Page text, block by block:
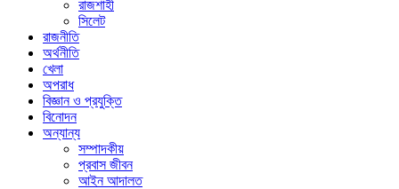
রাজশাহী
সিলেট
রাজনীতি
অর্থনীতি
খেলা
অপরাধ
বিজ্ঞান ও প্রযুক্তি
বিনোদন
অন্যান্য
সম্পাদকীয়
প্রবাস জীবন
আইন আদালত